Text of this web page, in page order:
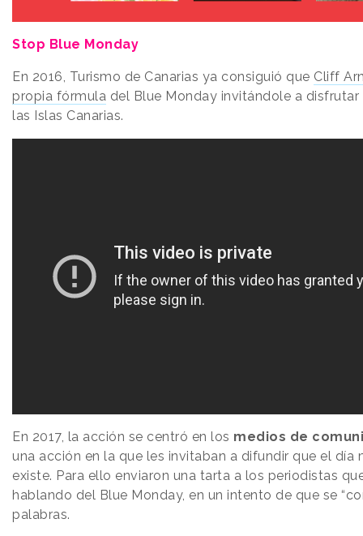
Stop Blue Monday
En 2016, Turismo de Canarias ya consiguió que Cliff
propia fórmula del Blue Monday invitándole a
las Islas Canarias.
En 2017, la acción se centró en los medios de
una acción en la que les invitaban a difundir que el día
existe. Para ello enviaron una tarta a los periodistas
hablando del Blue Monday, en un intento de que se
palabras.